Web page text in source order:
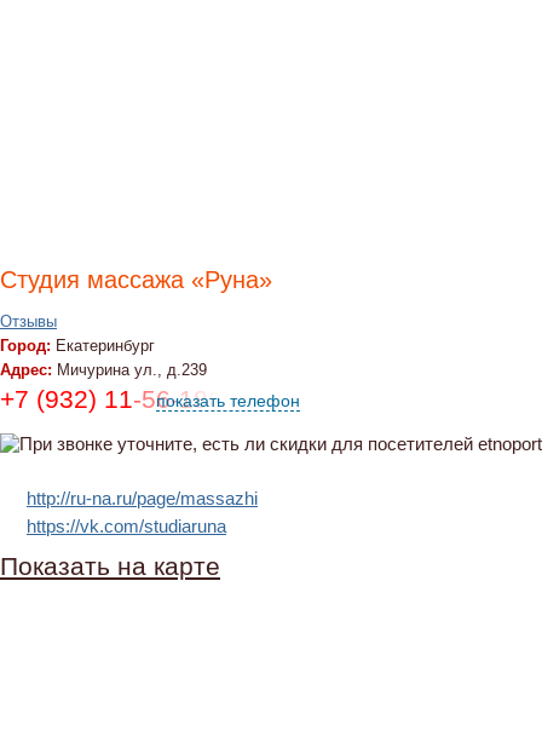
Студия массажа «Руна»
Отзывы
Город: Екатеринбург
Адрес: Мичурина ул., д.239
+7 (932) 11-56-186показать телефон
http://ru-na.ru/page/massazhi
https://vk.com/studiaruna
Показать на карте